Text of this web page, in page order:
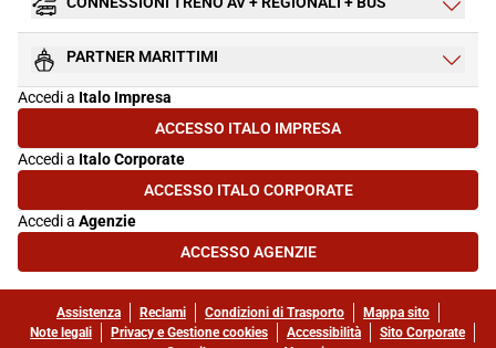
PARTNER MARITTIMI
Accedi a Italo Impresa
ACCESSO ITALO IMPRESA(SI APRE IN UNA NUOVA SCHEDA)
Accedi a Italo Corporate
ACCESSO ITALO CORPORATE(SI APRE IN UNA NUOVA SCHEDA)
Accedi a Agenzie
ACCESSO AGENZIE(SI APRE IN UNA NUOVA SCHEDA)
Assistenza Reclami Condizioni di Trasporto
Mappa sito
Note legali
Privacy e Gestione cookies Accessibilità
Sito Corporate